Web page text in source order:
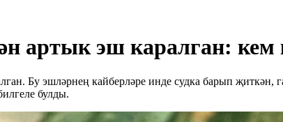
артык эш каралган: кем
Бу эшләрнең кайберләре инде судка барып җиткән,
булды.